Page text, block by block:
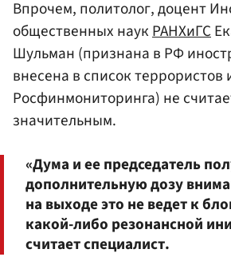
Впрочем, политолог, доцент
общественных наукРАНХиГС
Шульман (признана в РФ
внесена в список террористов
Росфинмониторинга) не
значительным.
«Дума и ее председатель
дополнительную дозу
на выходе это не ведет к
какой-либо резонансной
считает специалист.